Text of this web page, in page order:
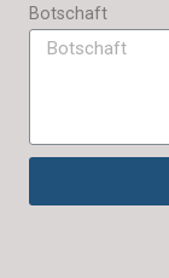
Botschaft